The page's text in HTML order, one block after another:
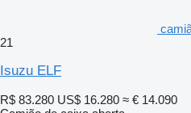
21
Isuzu ELF
R$ 83.280 US$ 16.280 ≈ € 14.090